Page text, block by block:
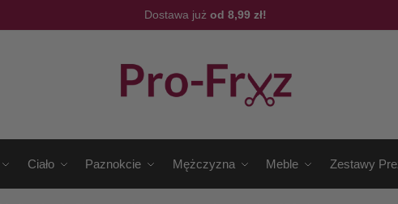
Dostawa już od 8,99 zł!
Ciało Paznokcie Mężczyzna Meble Zestawy